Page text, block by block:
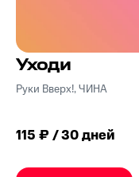
Уходи
Руки Вверх!, ЧИНА
115 ₽ / 30 дней